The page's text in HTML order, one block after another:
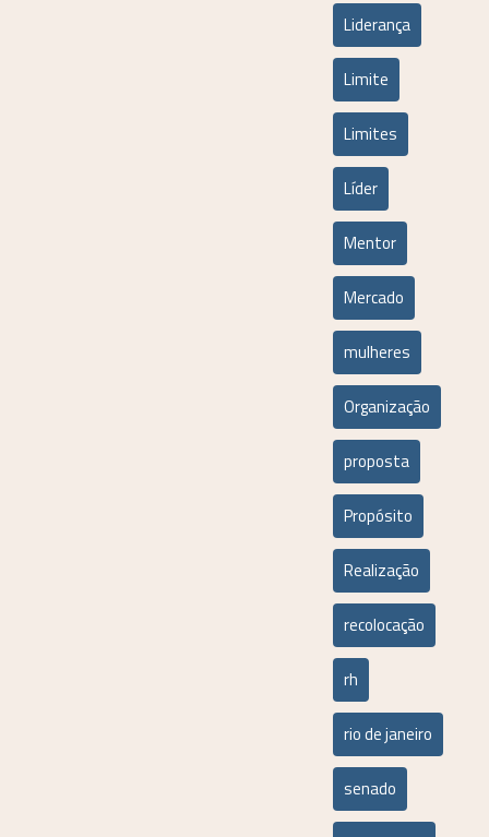
Liderança
Limite
Limites
Líder
Mentor
Mercado
mulheres
Organização
proposta
Propósito
Realização
recolocação
rh
rio de janeiro
senado